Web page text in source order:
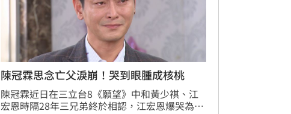
​陳冠霖思念亡父淚崩！哭到眼腫成核桃
​陳冠霖近日在三立台8《願望》中和黃少祺、江
宏恩時隔28年三兄弟終於相認，江宏恩爆哭為當